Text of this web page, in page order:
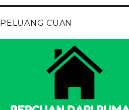
PELUANG CUAN